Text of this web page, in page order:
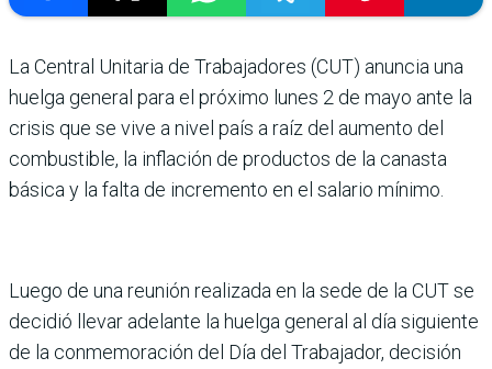
La Central Unitaria de Trabajadores (CUT) anuncia una
huelga general para el próximo lunes 2 de mayo ante la
crisis que se vive a nivel país a raíz del aumento del
combustible, la inflación de productos de la canasta
básica y la falta de incremento en el salario mínimo.
Luego de una reunión realizada en la sede de la CUT se
decidió llevar adelante la huelga general al día siguiente
de la conmemoración del Día del Trabajador, decisión